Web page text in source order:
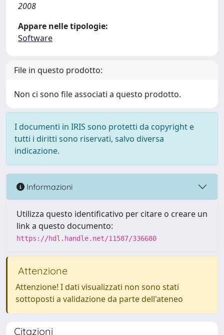
2008
Appare nelle tipologie:
Software
File in questo prodotto:
Non ci sono file associati a questo prodotto.
I documenti in IRIS sono protetti da copyright e
tutti i diritti sono riservati, salvo diversa
indicazione.
Informazioni
Utilizza questo identificativo per citare o creare un
link a questo documento:
https://hdl.handle.net/11587/336680
Attenzione
Attenzione! I dati visualizzati non sono stati
sottoposti a validazione da parte dell'ateneo
Citazioni